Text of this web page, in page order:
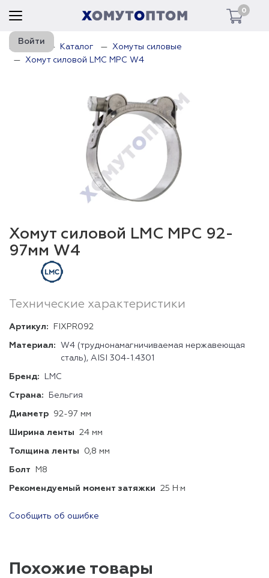
0
Войти
Главная Каталог
Хомуты силовые
Хомут силовой LMC MPC W4
Хомут силовой LMC MPC 92-
97мм W4
Технические характеристики
Артикул: FIXPR092
Материал:
W4 (труднонамагничиваемая нержавеющая
сталь), AISI 304-1.4301
Бренд: LMC
Страна: Бельгия
Диаметр 92-97 мм
Ширина ленты 24 мм
Толщина ленты 0,8 мм
Болт М8
Рекомендуемый момент затяжки 25 Н·м
Сообщить об ошибке
Похожие товары